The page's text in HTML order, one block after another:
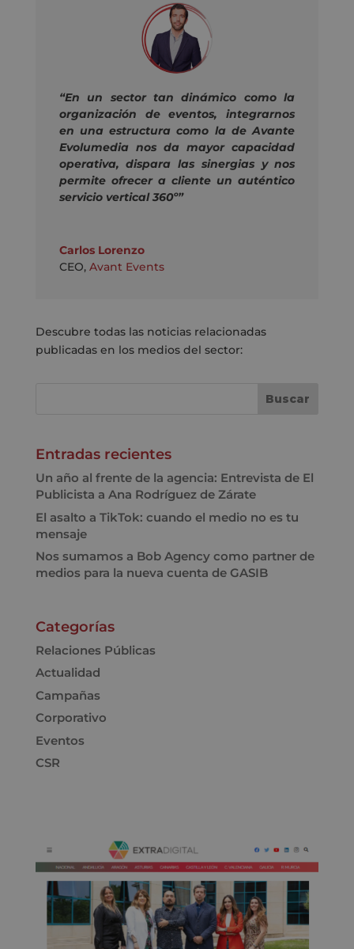
“En un sector tan dinámico como la
organización de eventos, integrarnos
en una estructura como la de Avante
Evolumedia nos da mayor capacidad
operativa, dispara las sinergias y nos
permite ofrecer a cliente un auténtico
servicio vertical 360º”
Carlos Lorenzo
CEO, Avant Events
Descubre todas las noticias relacionadas
publicadas en los medios del sector:
Entradas recientes
Un año al frente de la agencia: Entrevista de El
Publicista a Ana Rodríguez de Zárate
El asalto a TikTok: cuando el medio no es tu
mensaje
Nos sumamos a Bob Agency como partner de
medios para la nueva cuenta de GASIB
Categorías
Relaciones Públicas
Actualidad
Campañas
Corporativo
Eventos
CSR